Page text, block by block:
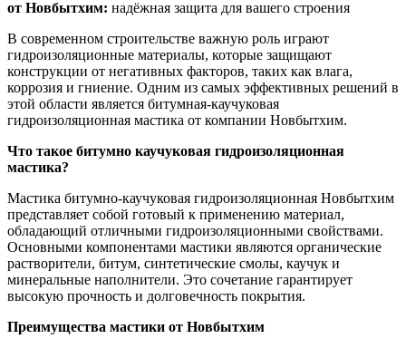
от Новбытхим: надёжная защита для вашего строения
В современном строительстве важную роль играют
гидроизоляционные материалы, которые защищают
конструкции от негативных факторов, таких как влага,
коррозия и гниение. Одним из самых эффективных решений в
этой области является битумная-каучуковая
гидроизоляционная мастика от компании Новбытхим.
Что такое битумно каучуковая гидроизоляционная
мастика?
Мастика битумно-каучуковая гидроизоляционная Новбытхим
представляет собой готовый к применению материал,
обладающий отличными гидроизоляционными свойствами.
Основными компонентами мастики являются органические
растворители, битум, синтетические смолы, каучук и
минеральные наполнители. Это сочетание гарантирует
высокую прочность и долговечность покрытия.
Преимущества мастики от Новбытхим